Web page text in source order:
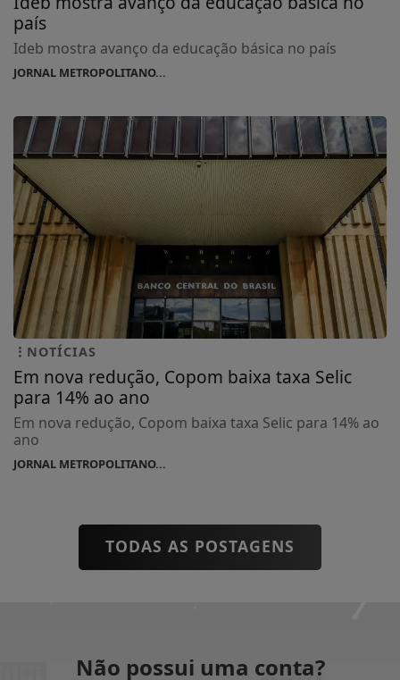
país
Ideb mostra avanço da educação básica no país
JORNAL METROPOLITANO...
NOTÍCIAS
Em nova redução, Copom baixa taxa Selic
para 14% ao ano
Em nova redução, Copom baixa taxa Selic para 14% ao
ano
JORNAL METROPOLITANO...
TODAS AS POSTAGENS
Não possui uma conta?